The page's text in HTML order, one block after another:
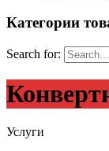
Категории
Search for:
Услуги